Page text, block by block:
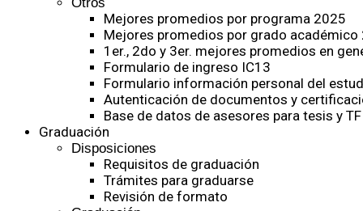
Mejores promedios por programa 2025
Mejores promedios por grado académico
1er., 2do y 3er. mejores promedios en
Formulario de ingreso IC13
Formulario información personal del
Autenticación de documentos y
Base de datos de asesores para tesis y
Graduación
Disposiciones
Requisitos de graduación
Trámites para graduarse
Revisión de formato